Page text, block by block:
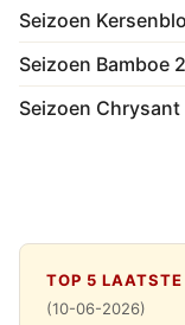
Seizoen
Seizoen Bamboe
Seizoen
TOP 5 LAATSTE
(10-06-2026)